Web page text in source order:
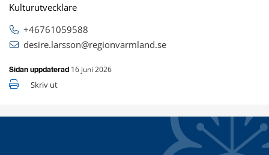
Kulturutvecklare
+46761059588
desire.larsson@regionvarmland.se
Sidan uppdaterad 16 juni 2026
Skriv ut